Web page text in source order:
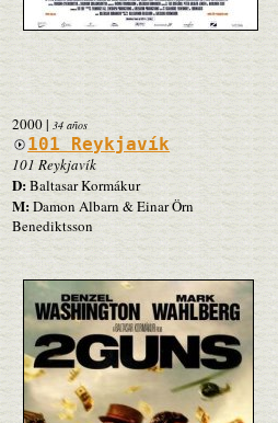
2000| 34 años
101 Reykjavík
101 Reykjavík
D:Baltasar Kormákur
M:Damon Albarn & Einar Örn
Benediktsson